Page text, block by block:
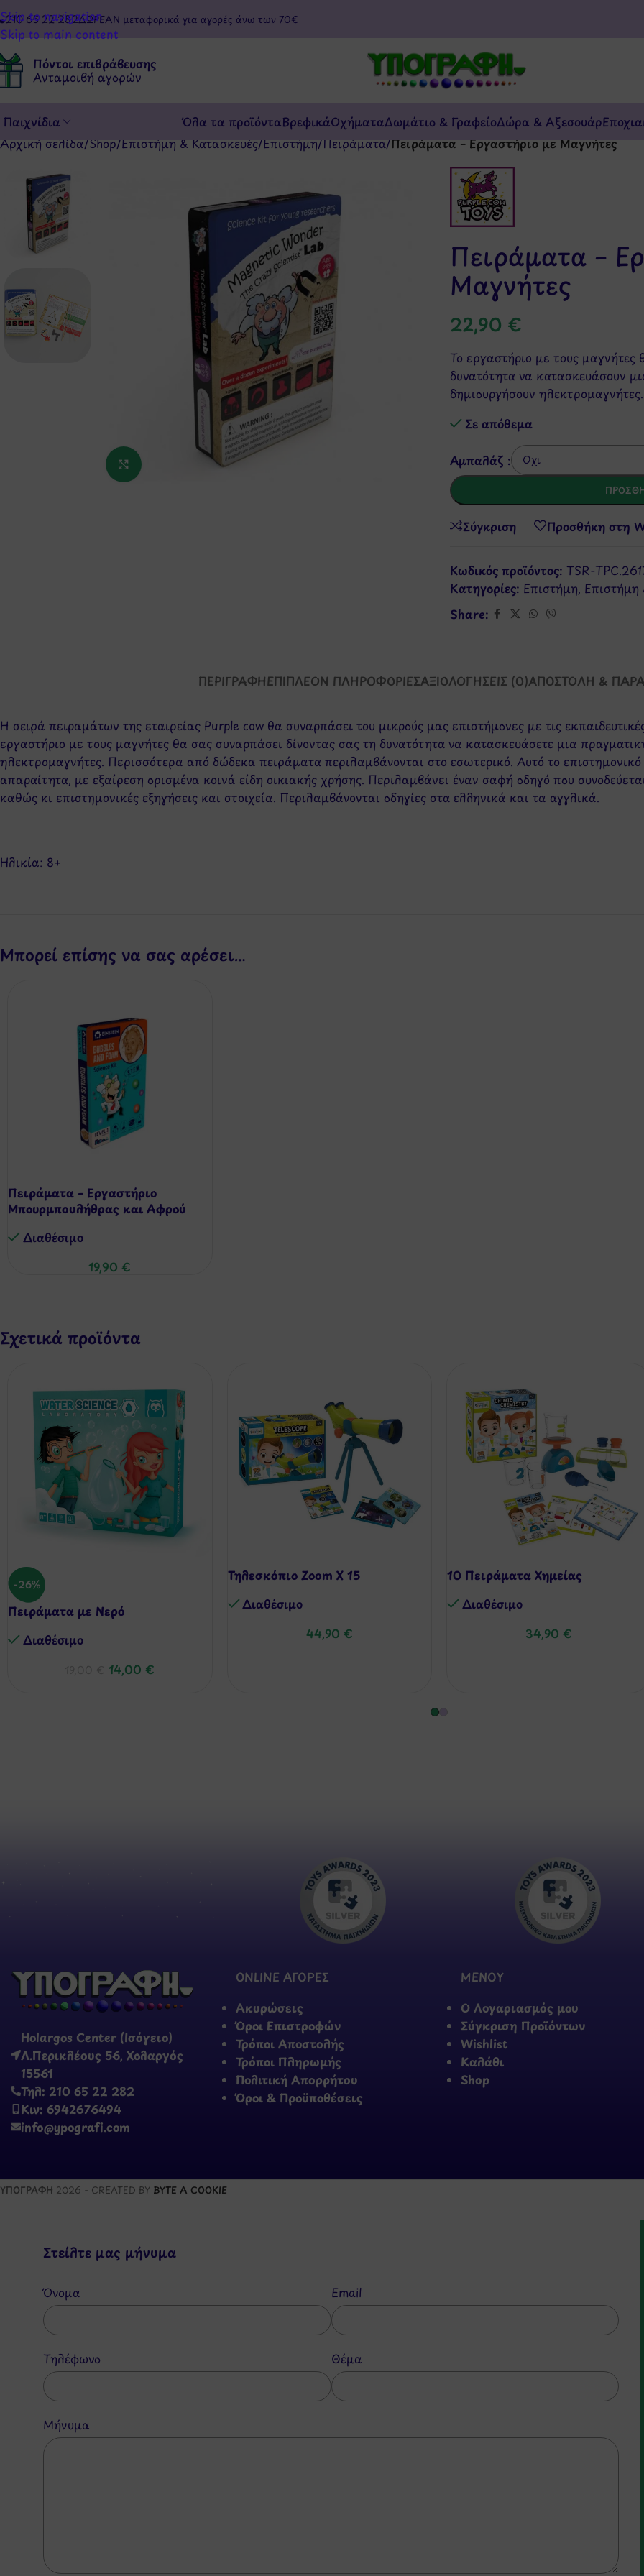
Skip to navigation
Skip to main content
210 65 22 282ΔΩΡΕΑΝ μεταφορικά για αγορές άνω των 70€
Πόντοι επιβράβευσης
Ανταμοιβή αγορών
Παιχνίδια Όλα τα προϊόνταΒρεφικάΟχήματαΔωμάτιο & ΓραφείοΔώρα & Αξεσουάρ
Αρχική σελίδα/Shop/Επιστήμη & Κατασκευές/Επιστήμη/Πειράματα/Πειράματα – Εργαστήριο με Μαγνήτες
Κάντε κλικ για μεγέθυνση
Πειράματα –
Μαγνήτες
22,90 €
Το εργαστήριο με τους μαγνήτες
δυνατότητα να κατασκευάσουν
δημιουργήσουν ηλεκτρομαγνήτες.
Σε απόθεμα
Αμπαλάζ :
Σύγκριση Προσθήκη στη
Κωδικός προϊόντος: TSR-
Κατηγορίες: Επιστήμη, Επιστήμη
Share:
ΠΕΡΙΓΡΑΦΉΕΠΙΠΛΈΟΝ ΠΛΗΡΟΦΟΡΊΕΣΑΞΙΟΛΟΓΉΣΕΙΣ (0)ΑΠΟΣΤΟΛΉ &
Η σειρά πειραμάτων της εταιρείας Purple cow θα συναρπάσει του μικρούς μας επιστήμονες με τις
εργαστήριο με τους μαγνήτες θα σας συναρπάσει δίνοντας σας τη δυνατότητα να κατασκευάσετε μια
ηλεκτρομαγνήτες. Περισσότερα από δώδεκα πειράματα περιλαμβάνονται στο εσωτερικό. Αυτό το
απαραίτητα, με εξαίρεση ορισμένα κοινά είδη οικιακής χρήσης. Περιλαμβάνει έναν σαφή οδηγό που
καθώς κι επιστημονικές εξηγήσεις και στοιχεία. Περιλαμβάνονται οδηγίες στα ελληνικά και τα αγγλικά.
Ηλικία: 8+
Μπορεί επίσης να σας αρέσει…
Πειράματα – Εργαστήριο
Μπουρμπουλήθρας και Αφρού
Διαθέσιμo
19,90€
Σχετικά προϊόντα
-26%
Πειράματα με Νερό
Διαθέσιμo
14,00€
Τηλεσκόπιο Zoom X 15
Διαθέσιμo
44,90 €
10 Πειράματα Χημείας
Διαθέσιμo
34,90€
Holargos Center (Ισόγειο)
Λ.Περικλέους 56, Χολαργός
15561
Τηλ: 210 65 22 282
Κιν: 6942676494
info@ypografi.com
ONLINE ΑΓΟΡΕΣ
Ακυρώσεις
Όροι Επιστροφών
Τρόποι Αποστολής
Τρόποι Πληρωμής
Πολιτική Απορρήτου
Όροι & Προϋποθέσεις
ΜΕΝΟΥ
Ο Λογαριασμός μου
Σύγκριση Προϊόντων
Wishlist
Καλάθι
Shop
ΥΠΟΓΡΑΦΗ 2026 - CREATED BY BYTE A COOKIE
Στείλτε μας μήνυμα
Όνομα Email
Τηλέφωνο Θέμα
Μήνυμα